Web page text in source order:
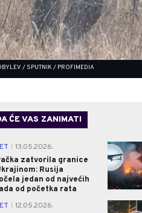
/ SPUTNIK / PROFIMEDIA
ĆE VAS ZANIMATI
13.05.2026.
zatvorila granice
Rusija
jedan od najvećih
od početka rata
12.05.2026.